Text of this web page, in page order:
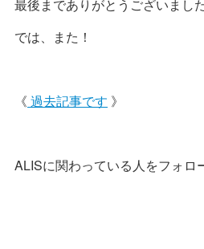
最後までありがとうございまし
では、また！
《 過去記事です 》
ALISに関わっている人をフォロ